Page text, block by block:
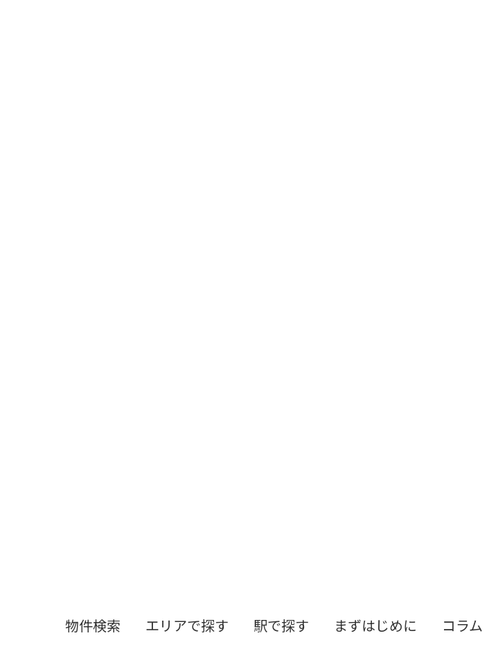
物件検索 エリアで探す 駅で探す まずはじめに コラム